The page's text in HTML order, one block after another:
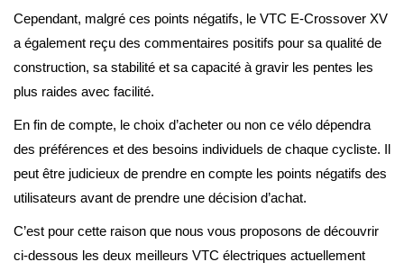
Cependant, malgré ces points négatifs, le VTC E-Crossover XV
a également reçu des commentaires positifs pour sa qualité de
construction, sa stabilité et sa capacité à gravir les pentes les
plus raides avec facilité.
En fin de compte, le choix d’acheter ou non ce vélo dépendra
des préférences et des besoins individuels de chaque cycliste. Il
peut être judicieux de prendre en compte les points négatifs des
utilisateurs avant de prendre une décision d’achat.
C’est pour cette raison que nous vous proposons de découvrir
ci-dessous les deux meilleurs VTC électriques actuellement